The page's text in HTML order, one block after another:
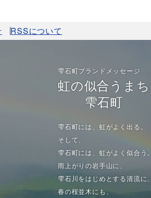
RSSについて
雫石町ブランドメッセージ
虹の似合うまち
雫石町
雫石町には、虹がよく出る。
そして、
雫石町には、虹がよく似合う。
雨上がりの岩手山に、
雫石川をはじめとする清流に、
春の桜並木にも、